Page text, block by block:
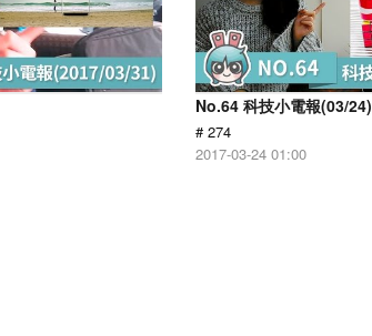
No.64 科技小電報(03/24)
# 274
2017-03-24 01:00